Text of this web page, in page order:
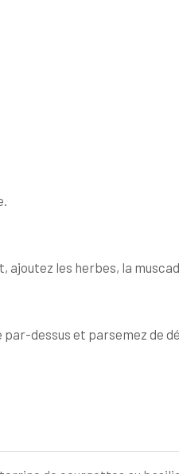
ajoutez les herbes, la
dessus et parsemez de